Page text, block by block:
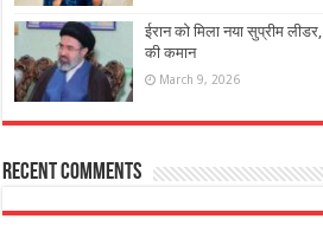
ईरान को मिला नया सुप्रीम
की कमान
March 9, 2026
Recent Comments